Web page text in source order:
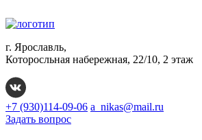
г. Ярославль,
Которосльная набережная, 22/10, 2 этаж
+7 (930)114-09-06 a_nikas@mail.ru
Задать вопрос